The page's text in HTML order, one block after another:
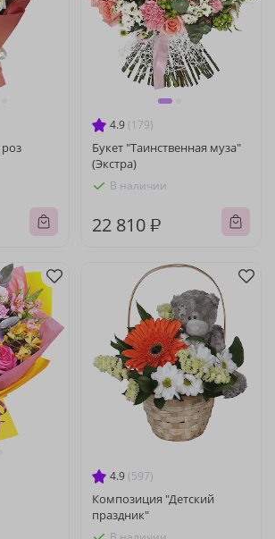
4.9 (179)
Букет "Таинственная муза"
(Экстра)
В наличии
22 810 ₽
4.9 (597)
Композиция "Детский
праздник"